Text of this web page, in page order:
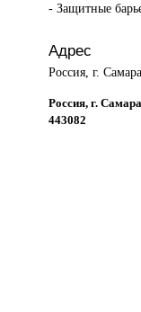
- Защитные
Адрес
Россия, г.
Россия, г.
443082